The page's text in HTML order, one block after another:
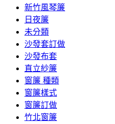
新竹風琴簾
日夜簾
未分類
沙發套訂做
沙發布套
直立紗簾
窗簾 種類
窗簾樣式
窗簾訂做
竹北窗簾